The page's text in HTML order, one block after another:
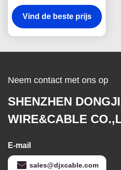
Grootte geïsoleerde
3×10mm2 van het
Rookhalogeen
Vind de beste prijs
Neem contact met ons op
SHENZHEN
WIRE&CABLE
E-mail
sales@djxcable.com